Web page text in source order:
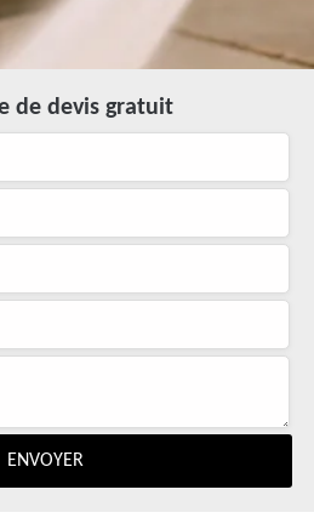
de devis gratuit